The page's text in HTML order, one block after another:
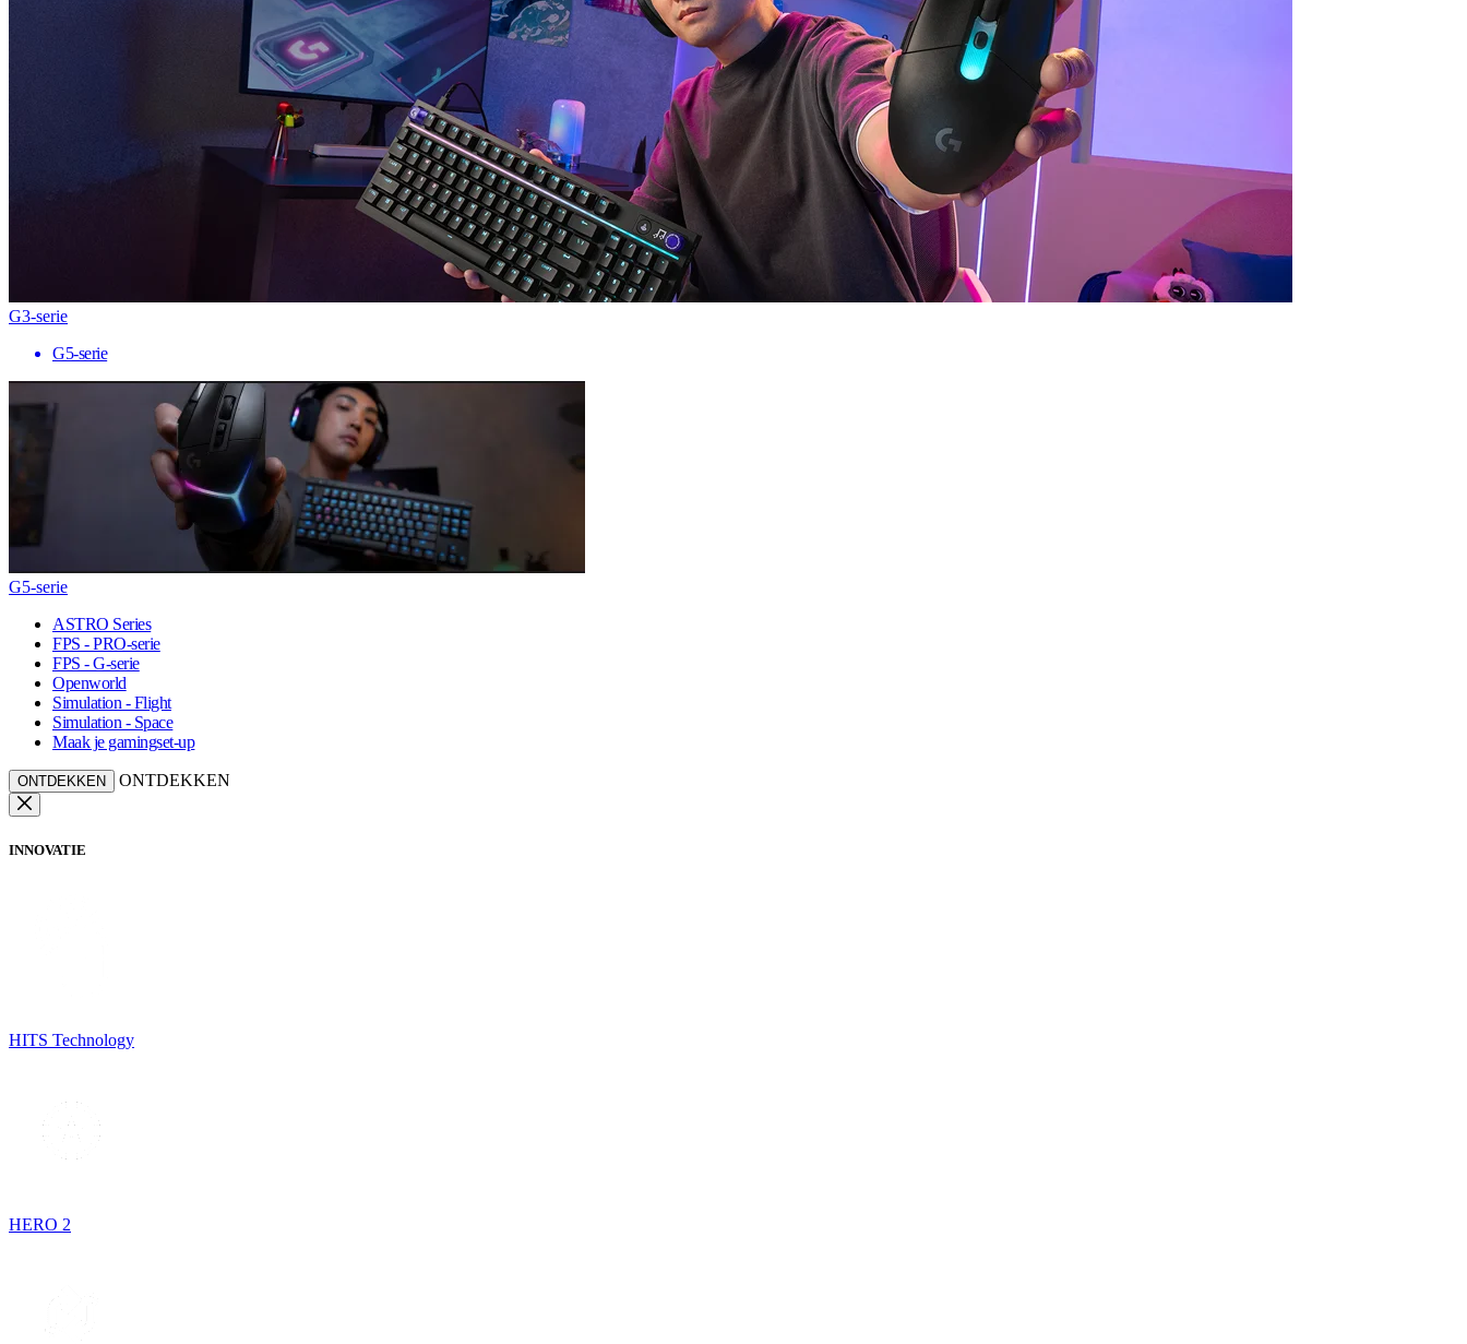
G3-serie
G5-serie
G5-serie
ASTRO Series
FPS - PRO-serie
FPS - G-serie
Openworld
Simulation - Flight
Simulation - Space
Maak je gamingset-up
ONTDEKKEN ONTDEKKEN
INNOVATIE
HITS Technology
HERO 2